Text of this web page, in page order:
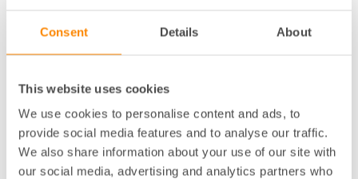
Consent Details About
This website uses cookies
We use cookies to personalise content and ads, to
provide social media features and to analyse our traffic.
We also share information about your use of our site with
our social media, advertising and analytics partners who
med certifierade byggprojekteringsföretag (2025:2)
Stockholm 27 juni 2025
Fastighetsägarna har givits möjlighet att inkomma
med synpunkter på rubricerad remiss.
Vi lämnar följande synpunkter.